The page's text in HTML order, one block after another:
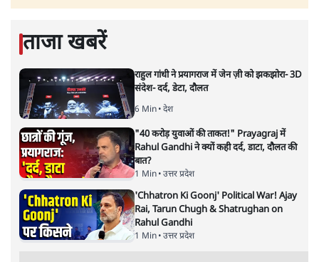
ताजा खबरें
राहुल गांधी ने प्रयागराज में जेन ज़ी को झकझोरा- 3D
संदेश- दर्द, डेटा, दौलत
6 Min• देश
"40 करोड़ युवाओं की ताकत!" Prayagraj में
Rahul Gandhi ने क्यों कही दर्द, डाटा, दौलत की
बात?
1 Min• उत्तर प्रदेश
'Chhatron Ki Goonj' Political War! Ajay
Rai, Tarun Chugh & Shatrughan on
Rahul Gandhi
1 Min• उत्तर प्रदेश